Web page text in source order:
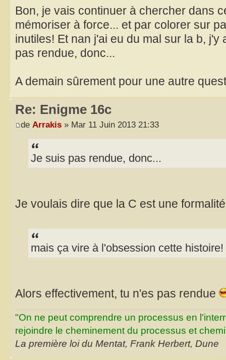
Bon, je vais continuer à chercher dans
mémoriser à force... et par colorer sur
inutiles! Et nan j'ai eu du mal sur la b,
pas rendue, donc...
A demain sûrement pour une autre
Re: Enigme 16c
de Arrakis » Mar 11 Juin 2013 21:33
Je suis pas rendue, donc...
Je voulais dire que la C est une
mais ça vire à l'obsession cette histoire!
Alors effectivement, tu n'es pas rendue
"On ne peut comprendre un processus en
rejoindre le cheminement du processus et
La première loi du Mentat, Frank Herbert, Dune